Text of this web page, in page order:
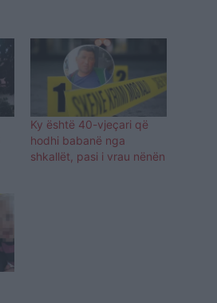
Ky është 40-vjeçari që
hodhi babanë nga
shkallët, pasi i vrau nënën